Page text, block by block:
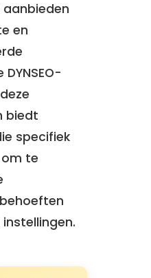
en
biedt
specifiek
te